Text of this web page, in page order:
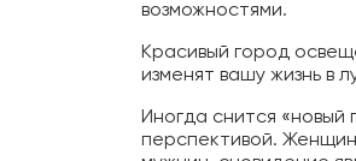
возможностями.
Красивый город
изменят вашу жизнь в
Иногда снится «новый
перспективой.